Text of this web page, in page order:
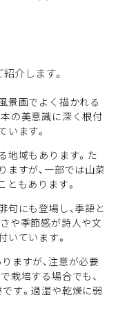
介します。
景画でよく描かれる
の美意識に深く根付
います。
地域もあります。た
ますが、一部では山菜
ともあります。
句にも登場し、季語と
や季節感が詩人や文
いています。
ますが、注意が必要
栽培する場合でも、
す。過湿や乾燥に弱